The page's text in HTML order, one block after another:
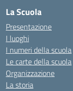
La Scuola
Presentazione
I luoghi
I numeri della scuola
Le carte della scuola
Organizzazione
La storia